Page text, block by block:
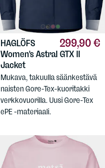
299,90 €
HAGLÖFS
Women's Astral GTX II
Jacket
Mukava, takuulla säänkestävä
naisten Gore-Tex-kuoritakki
verkkovuorilla. Uusi Gore-Tex
ePE -materiaali.